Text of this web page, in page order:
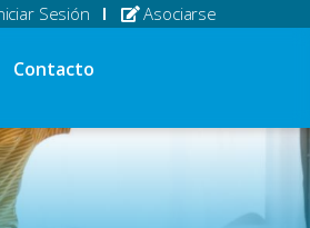
Sesión Asociarse
Contacto